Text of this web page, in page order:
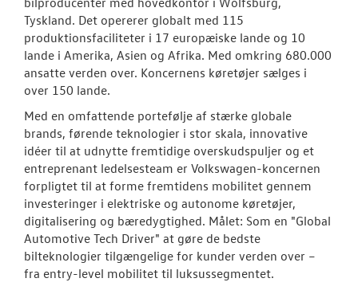
Tyskland. Det opererer globalt med 115
produktionsfaciliteter i 17 europæiske lande og 10
lande i Amerika, Asien og Afrika. Med omkring 680.000
ansatte verden over. Koncernens køretøjer sælges i
over 150 lande.
Med en omfattende portefølje af stærke globale
brands, førende teknologier i stor skala, innovative
idéer til at udnytte fremtidige overskudspuljer og et
entreprenant ledelsesteam er Volkswagen-koncernen
forpligtet til at forme fremtidens mobilitet gennem
investeringer i elektriske og autonome køretøjer,
digitalisering og bæredygtighed. Målet: Som en "Global
Automotive Tech Driver" at gøre de bedste
bilteknologier tilgængelige for kunder verden over –
fra entry-level mobilitet til luksussegmentet.